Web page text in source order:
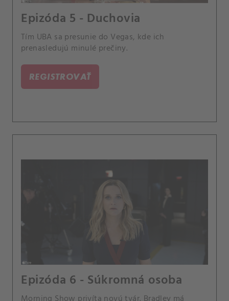
Epizóda 5 - Duchovia
Tím UBA sa presunie do Vegas, kde ich
prenasledujú minulé prečiny.
REGISTROVAŤ
Epizóda 6 - Súkromná osoba